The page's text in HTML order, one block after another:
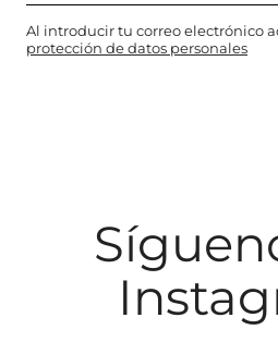
Al introducir tu correo electrónico
protección de datos personales